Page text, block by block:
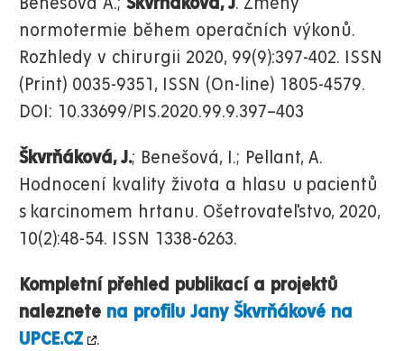
Benešová A.; Škvrňáková, J. Změny
normotermie během operačních výkonů.
Rozhledy v chirurgii 2020, 99(9):397-402. ISSN
(Print) 0035-9351, ISSN (On-line) 1805-4579.
DOI: 10.33699/PIS.2020.99.9.397–403
Škvrňáková, J.; Benešová, I.; Pellant, A.
Hodnocení kvality života a hlasu u pacientů
s karcinomem hrtanu. Ošetrovateľstvo, 2020,
10(2):48-54. ISSN 1338-6263.
Kompletní přehled publikací a projektů
naleznete na profilu Jany Škvrňákové na
UPCE.CZ
.